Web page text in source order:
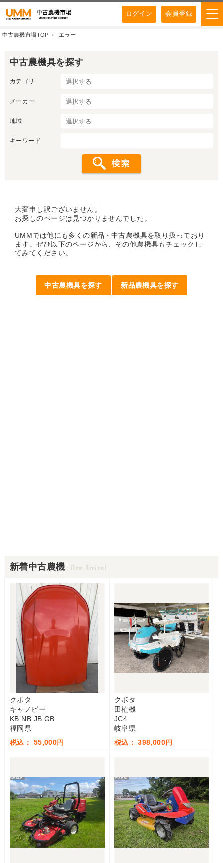
ログイン 会員登録
中古農機市場TOP エラー
中古農機具を探す
カテゴリ
メーカー
地域
キーワード
大変申し訳ございません。
お探しのページは見つかりませんでした。
UMMでは他にも多くの新品・中古農機具を取り扱っており
ます。ぜひ以下のページから、その他農機具もチェックし
てみてください。
中古農機具を探す 新品農機具を探す
新着中古農機 New Arrival
クボタ
キャノピー
KB NB JB GB
福岡県
税込： 55,000円
クボタ
田植機
JC4
岐阜県
税込： 398,000円